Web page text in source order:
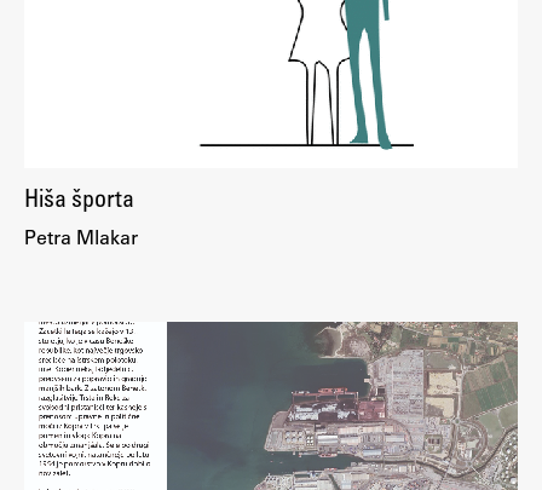
Hiša športa
Petra Mlakar